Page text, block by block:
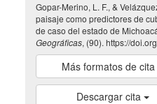
Gopar-Merino, L. F., &
paisaje como predictores de
de caso del estado de
Geográficas, (90). https://
Más formatos de
Descargar cita